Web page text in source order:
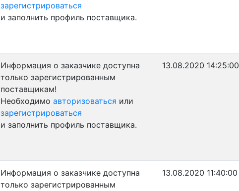
зарегистрироваться
и заполнить профиль поставщика.
Информация о заказчике доступна
только зарегистрированным
поставщикам!
Необходимо авторизоваться или
зарегистрироваться
и заполнить профиль поставщика.
13.08.2020 14:25:00
Информация о заказчике доступна
только зарегистрированным
13.08.2020 11:40:00